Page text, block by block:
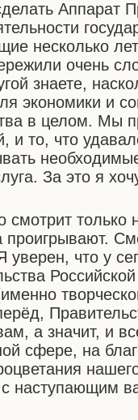
Аппарат
несколько
очень
знаете,
экономики и
в целом. Мы
и то, что
За это я
смотрит
проигрывают.
уверен, что у
а значит, и
сфере, на
с наступающим